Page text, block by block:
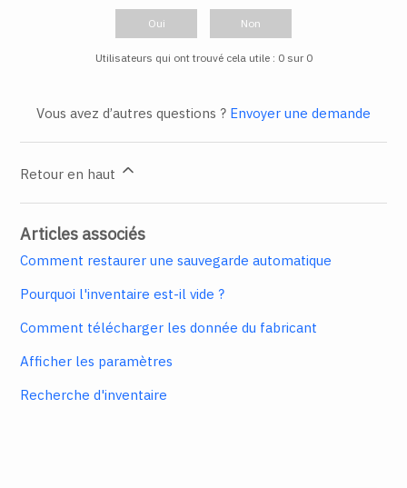
Oui Non
Utilisateurs qui ont trouvé cela utile : 0 sur 0
Vous avez d’autres questions ? Envoyer une demande
Retour en haut
Articles associés
Comment restaurer une sauvegarde automatique
Pourquoi l'inventaire est-il vide ?
Comment télécharger les donnée du fabricant
Afficher les paramètres
Recherche d'inventaire